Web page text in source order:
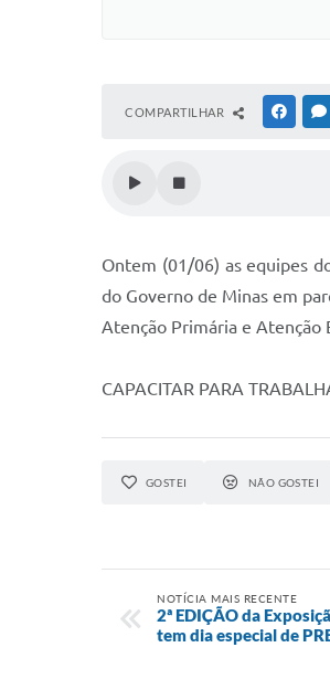
COMPARTILHAR
Ontem (01/06) as equipes
do Governo de Minas em
Atenção Primária e Atenção
CAPACITAR PARA
GOSTEI NÃO GOSTEI
NOTÍCIA MAIS RECENTE
2ª EDIÇÃO da
tem dia especial de